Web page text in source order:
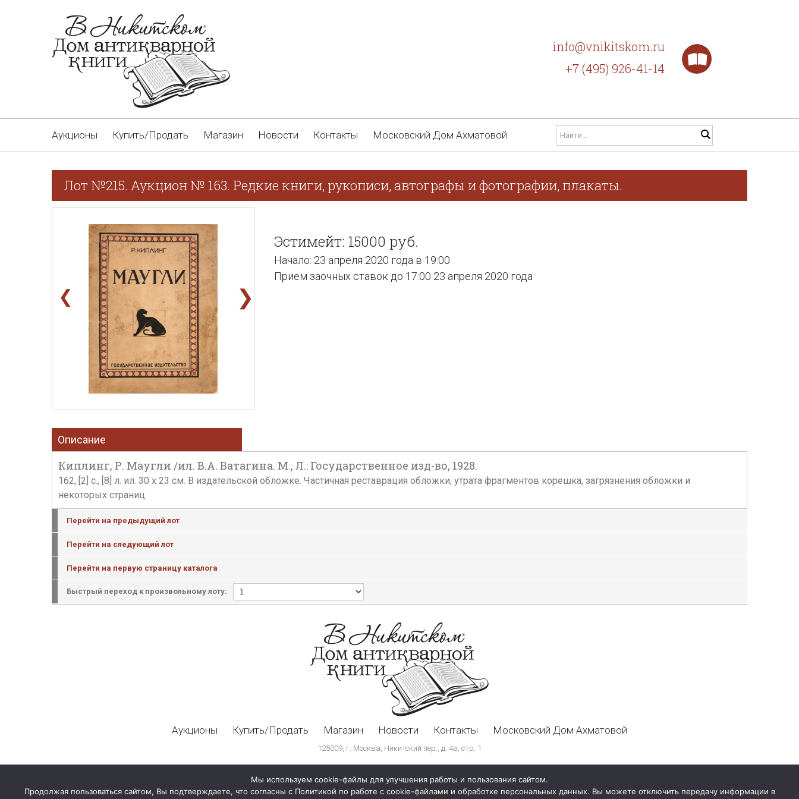
info@vnikitskom.ru
+7 (495) 926-41-14
Аукционы Купить/Продать Магазин Новости Контакты Московский Дом Ахматовой
Лот №215. Аукцион № 163. Редкие книги, рукописи, автографы и фотографии, плакаты.
❮ ❯
Эстимейт: 15000 руб.
Начало: 23 апреля 2020 года в 19:00
Прием заочных ставок до 17:00 23 апреля 2020 года
Описание
Киплинг, Р. Маугли /ил. В.А. Ватагина. М., Л.: Государственное изд-во, 1928.
162, [2] с., [8] л. ил. 30 х 23 см. В издательской обложке. Частичная реставрация обложки, утрата фрагментов корешка, загрязнения обложки и
некоторых страниц.
Перейти на предыдущий лот
Перейти на следующий лот
Перейти на первую страницу каталога
Быстрый переход к произвольному лоту:
Аукционы Купить/Продать Магазин Новости Контакты Московский Дом Ахматовой
125009, г. Москва, Никитский пер., д. 4а, стр. 1
Мы используем cookie-файлы для улучшения работы и пользования сайтом.
Продолжая пользоваться сайтом, Вы подтверждаете, что согласны с Политикой по работе с cookie-файлами и обработке персональных данных. Вы можете отключить передачу информации в